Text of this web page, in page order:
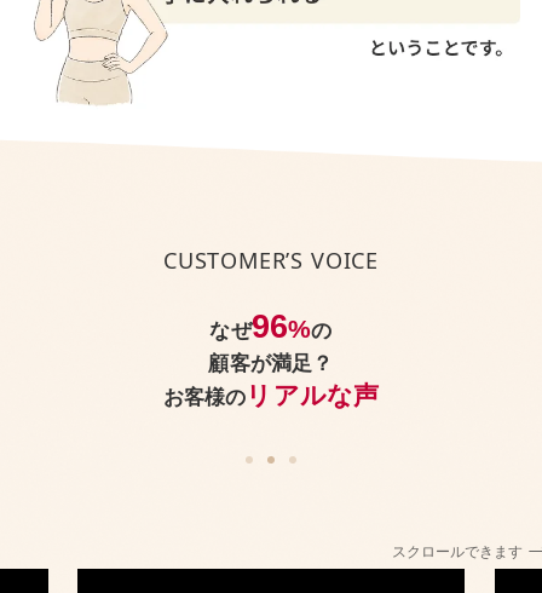
パーソナルジムReViNaなら
美しく引き締まった身体を手に入れられる
CUSTOMER’S VOICE
なぜ96%の
顧客が満足？
お客様の リアルな声
スクロールできます